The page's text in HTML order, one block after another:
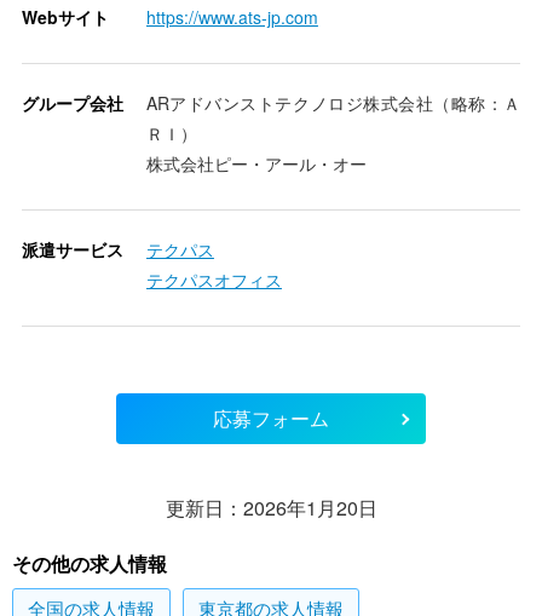
Webサイト https://www.ats-jp.com
グループ会社
ARアドバンストテクノロジ株式会社（略称：Ａ
ＲＩ）
株式会社ピー・アール・オー
派遣サービス
テクパス
テクパスオフィス
応募フォーム
更新日：2026年1月20日
その他の求人情報
全国の求人情報 東京都の求人情報